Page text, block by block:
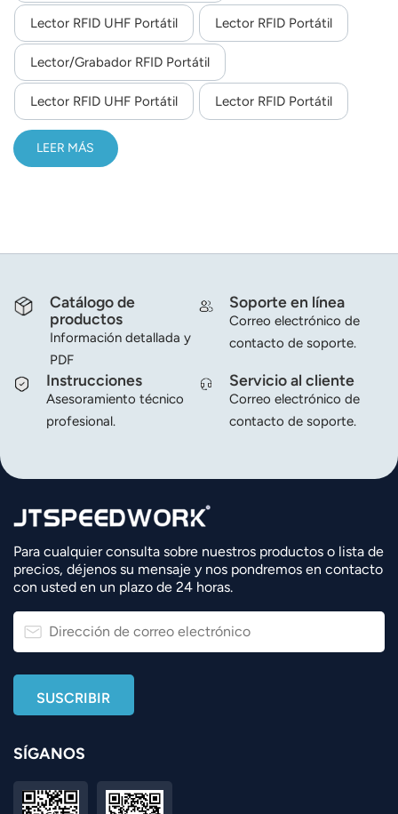
Lector RFID UHF Portátil Lector RFID Portátil
Lector/grabador RFID Portátil
Lector RFID UHF Portátil Lector RFID Portátil
LEER MÁS
Catálogo de
productos
Información detallada y
PDF
Soporte en línea
Correo electrónico de
contacto de soporte.
Instrucciones
Asesoramiento técnico
profesional.
Servicio al cliente
Correo electrónico de
contacto de soporte.
Para cualquier consulta sobre nuestros productos o lista de
precios, déjenos su mensaje y nos pondremos en contacto
con usted en un plazo de 24 horas.
SÍGANOS